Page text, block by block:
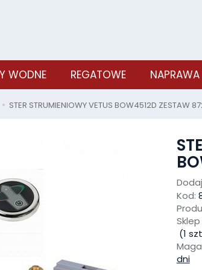
WODNE REGATOWE
STER STRUMIENIOWY VETUS BOW4512D ZESTAW
Kod:
(1
dni